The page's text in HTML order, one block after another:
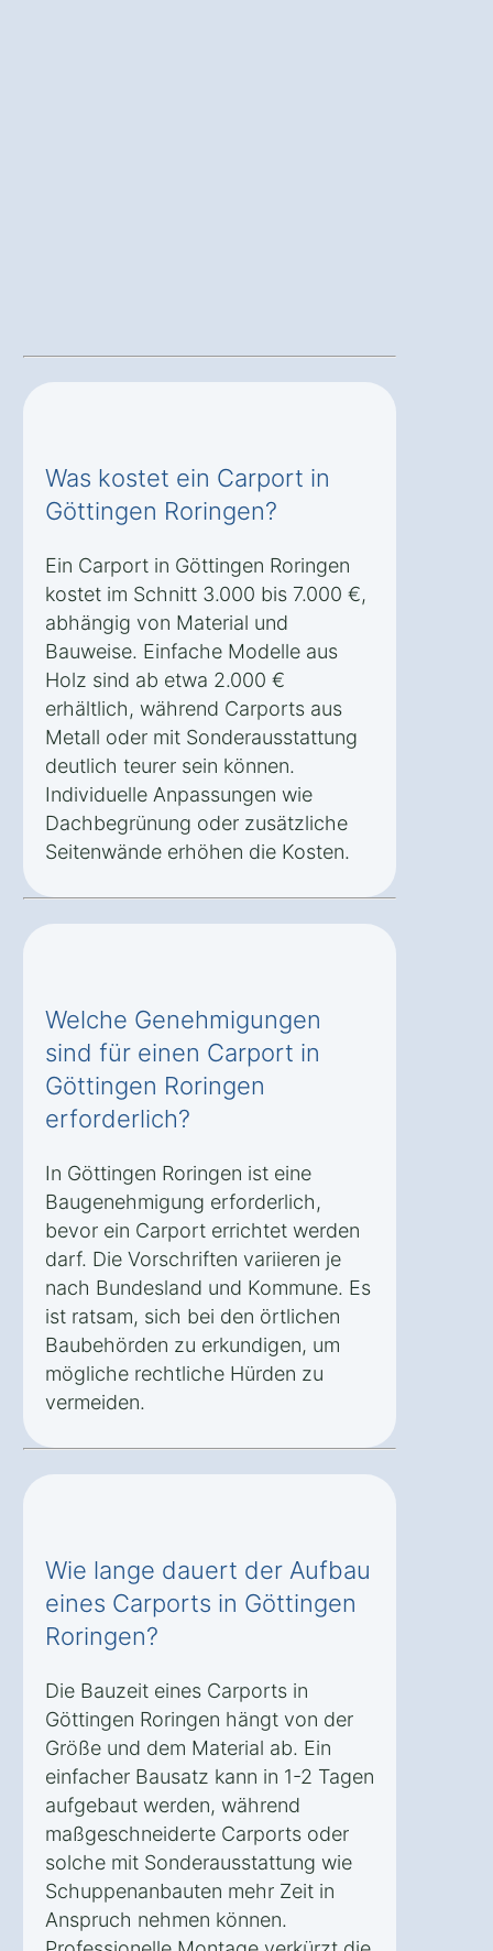
Was kostet ein Carport in
Göttingen Roringen?
Ein Carport in Göttingen Roringen
kostet im Schnitt 3.000 bis 7.000 €,
abhängig von Material und
Bauweise. Einfache Modelle aus
Holz sind ab etwa 2.000 €
erhältlich, während Carports aus
Metall oder mit Sonderausstattung
deutlich teurer sein können.
Individuelle Anpassungen wie
Dachbegrünung oder zusätzliche
Seitenwände erhöhen die Kosten.
Welche Genehmigungen
sind für einen Carport in
Göttingen Roringen
erforderlich?
In Göttingen Roringen ist eine
Baugenehmigung erforderlich,
bevor ein Carport errichtet werden
darf. Die Vorschriften variieren je
nach Bundesland und Kommune. Es
ist ratsam, sich bei den örtlichen
Baubehörden zu erkundigen, um
mögliche rechtliche Hürden zu
vermeiden.
Wie lange dauert der Aufbau
eines Carports in Göttingen
Roringen?
Die Bauzeit eines Carports in
Göttingen Roringen hängt von der
Größe und dem Material ab. Ein
einfacher Bausatz kann in 1-2 Tagen
aufgebaut werden, während
maßgeschneiderte Carports oder
solche mit Sonderausstattung wie
Schuppenanbauten mehr Zeit in
Anspruch nehmen können.